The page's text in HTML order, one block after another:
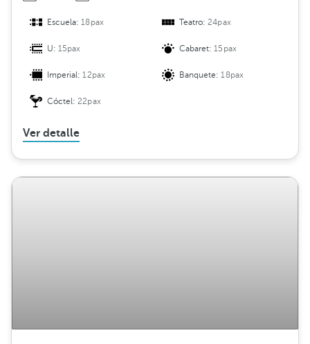
Escuela:18pax Teatro:24pax
U:15pax Cabaret:15pax
Imperial:12pax Banquete:18pax
Cóctel:22pax
Ver detalle